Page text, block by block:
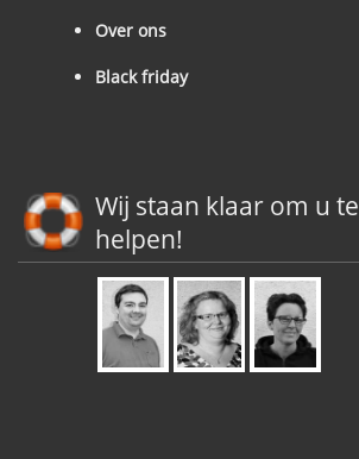
Over ons
Black friday
Wij staan klaar om u te
helpen!